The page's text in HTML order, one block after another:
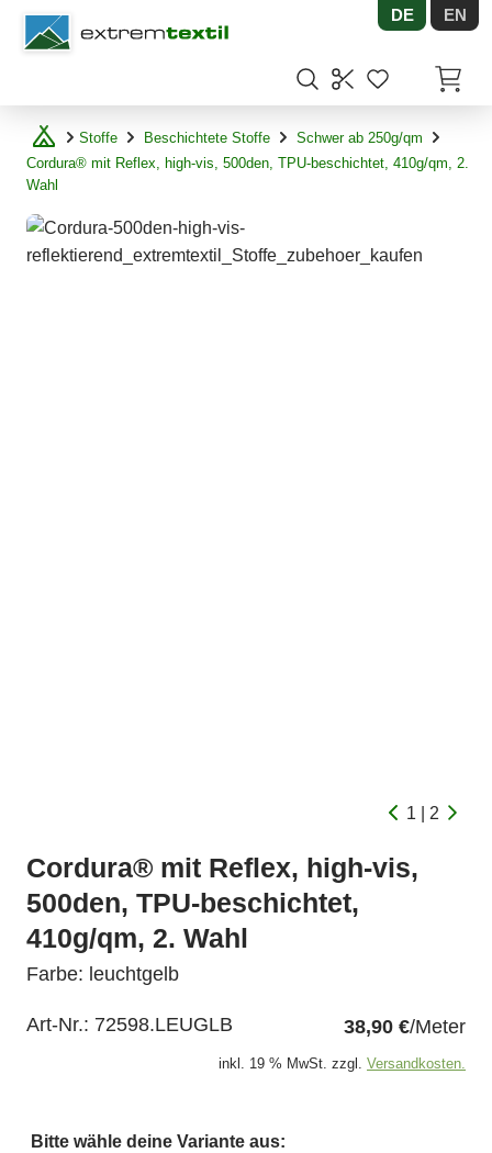
Shopware DE EN
Stoffe Beschichtete Stoffe
Schwer ab 250g/qm
Cordura® mit Reflex, high-vis, 500den, TPU-beschichtet, 410g/qm, 2.
Wahl
1 | 2
Cordura® mit Reflex, high-vis,
500den, TPU-beschichtet,
410g/qm, 2. Wahl
Farbe: leuchtgelb
Art-Nr.: 72598.LEUGLB 38,90 €/Meter
inkl. 19 % MwSt. zzgl. Versandkosten.
Bitte wähle deine Variante aus: